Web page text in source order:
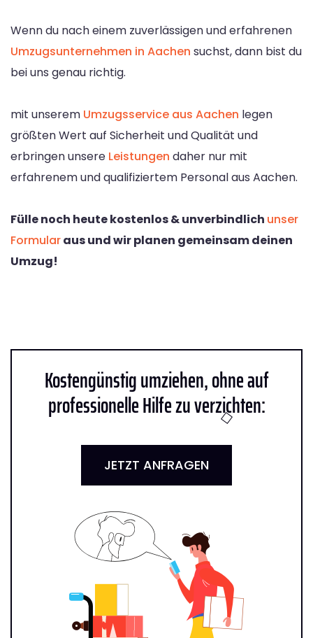
Wenn du nach einem zuverlässigen und erfahrenen
Umzugsunternehmen in Aachen suchst, dann bist du
bei uns genau richtig.
mit unserem Umzugsservice aus Aachen legen
größten Wert auf Sicherheit und Qualität und
erbringen unsere Leistungen daher nur mit
erfahrenem und qualifiziertem Personal aus Aachen.
Fülle noch heute kostenlos & unverbindlich unser
Formularaus und wir planen gemeinsam deinen
Umzug!
Kostengünstig umziehen, ohne auf
professionelle Hilfe zu verzichten:
JETZT ANFRAGEN